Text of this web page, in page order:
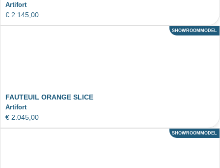
Artifort
€ 2.145,00
ACTIE
SHOWROOMMODEL
FAUTEUIL ORANGE SLICE
Artifort
€ 2.045,00
ACTIE
SHOWROOMMODEL